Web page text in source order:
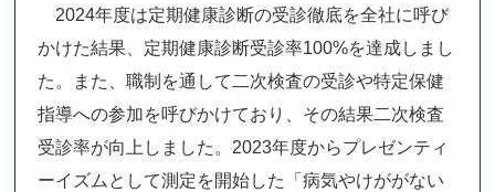
2024年度は定期健康診断の受診徹底を全社に呼び
かけた結果、定期健康診断受診率100%を達成しまし
た。また、職制を通して二次検査の受診や特定保健
指導への参加を呼びかけており、その結果二次検査
受診率が向上しました。2023年度からプレゼンティ
ーイズムとして測定を開始した「病気やけががない